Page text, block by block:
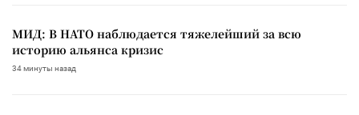
МИД: В НАТО наблюдается тяжелейший за всю
историю альянса кризис
34 минуты назад